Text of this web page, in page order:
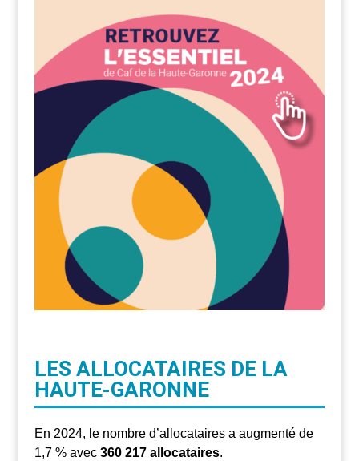
LES ALLOCATAIRES DE LA
HAUTE-GARONNE
En 2024, le nombre d’allocataires a augmenté de
1,7 % avec 360 217 allocataires.